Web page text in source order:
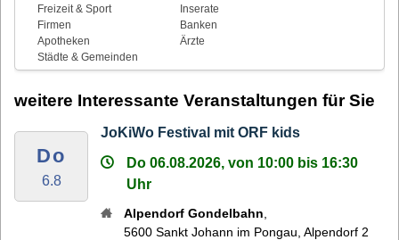
Freizeit & Sport
Inserate
Firmen
Banken
Apotheken
Ärzte
Städte & Gemeinden
weitere Interessante Veranstaltungen für Sie
Do
6.8
JoKiWo Festival mit ORF kids
Do 06.08.2026, von 10:00 bis 16:30
Uhr
Alpendorf Gondelbahn
5600 Sankt Johann im Pongau ,Alpendorf 2